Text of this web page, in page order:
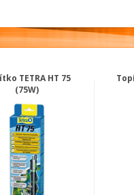
TETRA HT 75
(75W)